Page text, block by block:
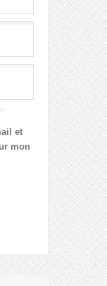
et
mon